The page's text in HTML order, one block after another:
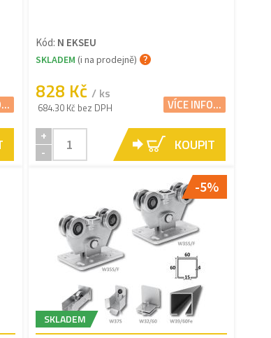
Kód: N EKSEU
SKLADEM (i na prodejně)
828 Kč / ks
684.30 Kč bez DPH VÍCE INFO...
+
-
KOUPIT
-5%
SKLADEM